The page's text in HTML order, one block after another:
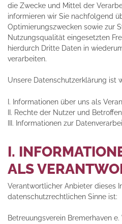
die Zwecke und Mittel der
informieren wir Sie nachfolgend
Optimierungszwecken sowie zur
Nutzungsqualität eingesetzten
hierdurch Dritte Daten in
verarbeiten.
Unsere Datenschutzerklärung ist
I. Informationen über uns als
II. Rechte der Nutzer und
III. Informationen zur
I.
ALS
Verantwortlicher Anbieter dieses
datenschutzrechtlichen Sinne ist:
Betreuungsverein Bremerhaven e.